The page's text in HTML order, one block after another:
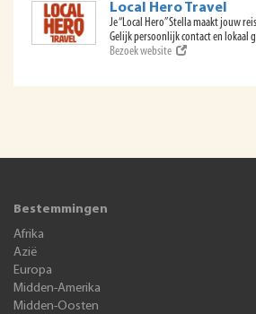
Local Hero Travel
Je “Local Hero” Stella maakt jouw
Gelijk persoonlijk contact en lokaal
Bezoek website
Bestemmingen
Afrika
Azië
Europa
Midden-Amerika
Midden-Oosten